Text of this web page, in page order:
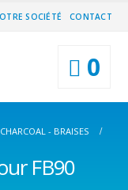
SOCIÉTÉ CONTACT
0
- BRAISES
FB90